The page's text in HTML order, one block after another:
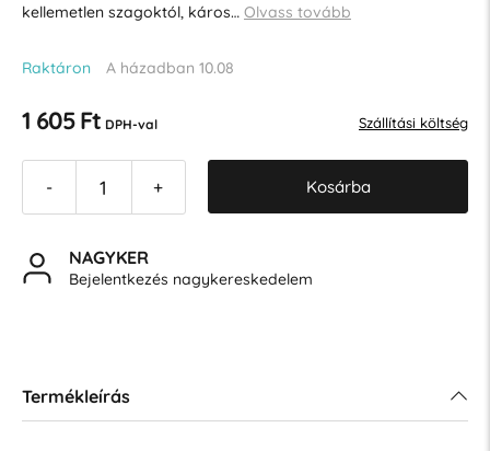
kellemetlen szagoktól, káros… Olvass tovább
Raktáron A házadban 10.08
1 605 Ft DPH-val Szállítási költség
- + Kosárba
NAGYKER
Bejelentkezés nagykereskedelem
Termékleírás